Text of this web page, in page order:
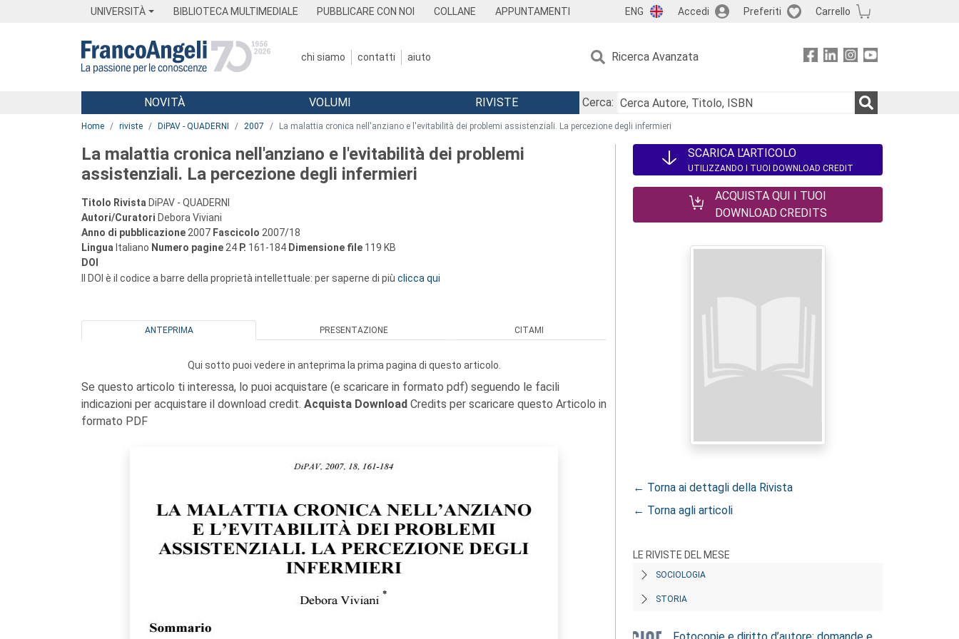
UNIVERSITÀ BIBLIOTECA MULTIMEDIALE PUBBLICARE CON NOI COLLANE APPUNTAMENTI ENG Accedi Preferiti Carrello
chi siamo contatti aiuto Ricerca Avanzata
Menu
NOVITÀ VOLUMI RIVISTE
Cerca:
Home riviste DiPAV - QUADERNI 2007 La malattia cronica nell'anziano e l'evitabilità dei problemi assistenziali. La percezione degli infermieri
La malattia cronica nell'anziano e l'evitabilità dei problemi
assistenziali. La percezione degli infermieri
Titolo Rivista DiPAV - QUADERNI
Autori/Curatori Debora Viviani
Anno di pubblicazione 2007 Fascicolo 2007/18
Lingua Italiano Numero pagine 24 P. 161-184 Dimensione file 119 KB
DOI
Il DOI è il codice a barre della proprietà intellettuale: per saperne di più clicca qui
ANTEPRIMA PRESENTAZIONE CITAMI
Qui sotto puoi vedere in anteprima la prima pagina di questo articolo.
Se questo articolo ti interessa, lo puoi acquistare (e scaricare in formato pdf) seguendo le facili
indicazioni per acquistare il download credit. Acquista Download Credits per scaricare questo Articolo in
formato PDF
SCARICA L'ARTICOLO
UTILIZZANDO I TUOI DOWNLOAD CREDIT
ACQUISTA QUI I TUOI
DOWNLOAD CREDITS
← Torna ai dettagli della Rivista
← Torna agli articoli
LE RIVISTE DEL MESE
SOCIOLOGIA
STORIA